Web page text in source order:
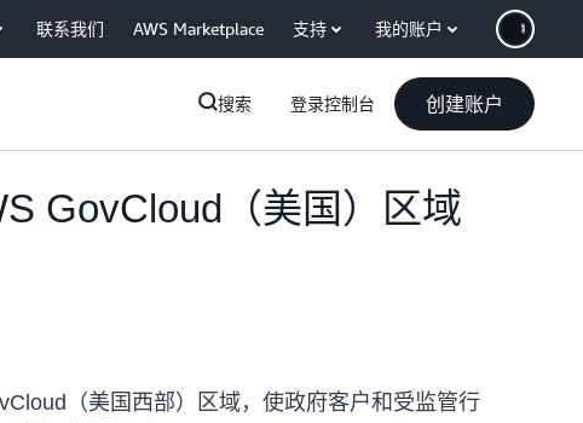
联系我们 AWS Marketplace 支持 我的账户
搜索 登录控制台 创建账户
GovCloud（美国）区域
（美国西部）区域，使政府客户和受监管行